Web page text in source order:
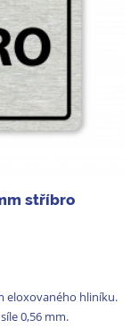
stříbro
eloxovaného hliníku.
0,56 mm.